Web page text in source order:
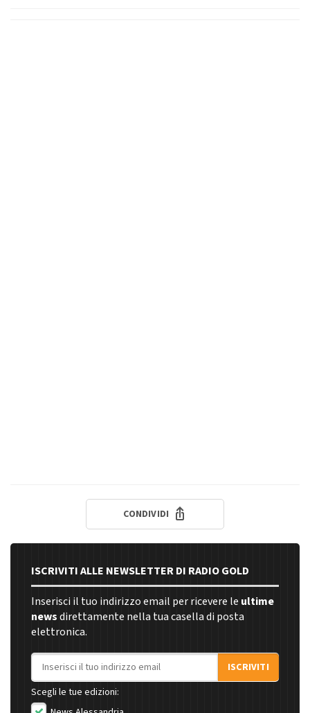
CONDIVIDI
ISCRIVITI ALLE NEWSLETTER DI RADIO GOLD
Inserisci il tuo indirizzo email per ricevere le ultime
newsdirettamente nella tua casella di posta
elettronica.
Indirizzo email
ISCRIVITI
Scegli le tue edizioni: